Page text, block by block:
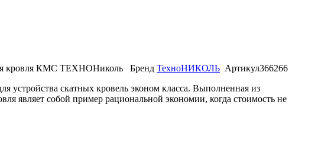
кровля КМС ТЕХНОНиколь Бренд ТехноНИКОЛЬ Артикул366266
устройства скатных кровель эконом класса. Выполненная из
являет собой пример рациональной экономии, когда стоимость не